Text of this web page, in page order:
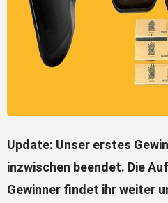
Update: Unser erstes
inzwischen beendet. Die
Gewinner findet ihr weiter